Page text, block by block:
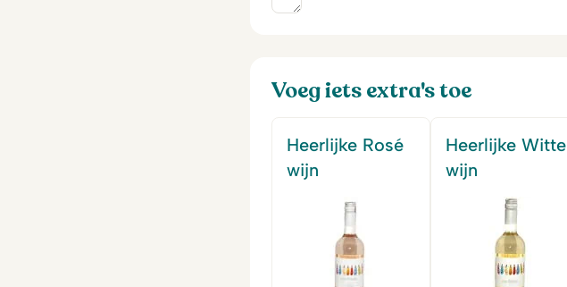
Voeg iets extra's toe
Heerlijke Rosé
wijn
Heerlijke Witte
wijn